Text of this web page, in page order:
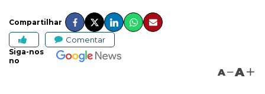
Compartilhar
Comentar
Siga-nos
no
A A